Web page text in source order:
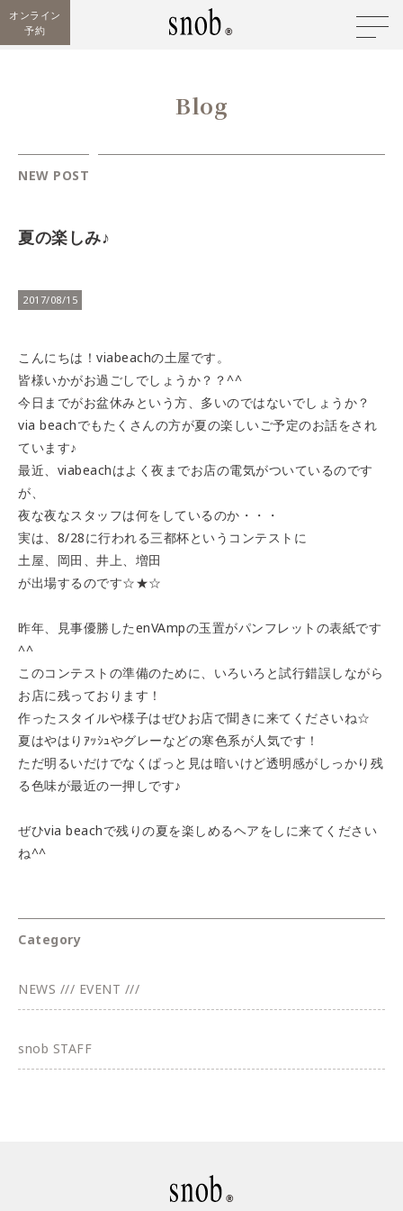
オンライン
予約
Blog
NEW POST
夏の楽しみ♪
2017/08/15
こんにちは！viabeachの土屋です。
皆様いかがお過ごしでしょうか？？^^
今日までがお盆休みという方、多いのではないでしょうか？
via beachでもたくさんの方が夏の楽しいご予定のお話をされ
ています♪
最近、viabeachはよく夜までお店の電気がついているのです
が、
夜な夜なスタッフは何をしているのか・・・
実は、8/28に行われる三都杯というコンテストに
土屋、岡田、井上、増田
が出場するのです☆★☆
昨年、見事優勝したenVAmpの玉置がパンフレットの表紙です
^^
このコンテストの準備のために、いろいろと試行錯誤しながら
お店に残っております！
作ったスタイルや様子はぜひお店で聞きに来てくださいね☆
夏はやはりｱｯｼｭやグレーなどの寒色系が人気です！
ただ明るいだけでなくぱっと見は暗いけど透明感がしっかり残
る色味が最近の一押しです♪
ぜひvia beachで残りの夏を楽しめるヘアをしに来てください
ね^^
Category
NEWS /// EVENT ///
snob STAFF